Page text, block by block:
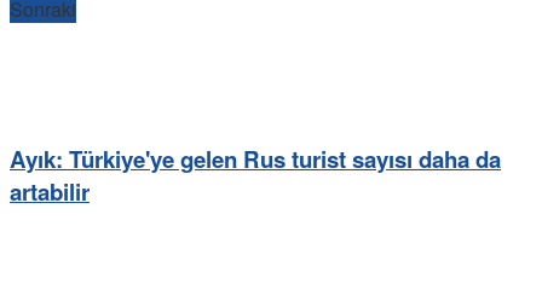
Sonraki
Ayık: Türkiye'ye gelen Rus turist sayısı daha da
artabilir